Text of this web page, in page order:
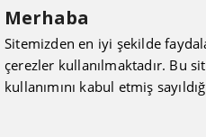
Merhaba
Sitemizden en iyi şekilde
çerezler kullanılmaktadır. Bu
kullanımını kabul etmiş